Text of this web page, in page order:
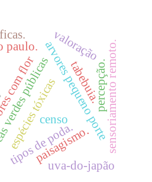
públicas
espécies tóxicas
paulo. arvores pequeno porte
tipos de poda.
paisagismo.
censo
flor sensoriamento remoto.
valoração
percepção.
uva-do-japão
tabebuia.